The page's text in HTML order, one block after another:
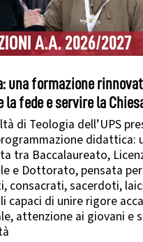
A.A. 2026/2027
una formazione
la fede e servire la
di Teologia dell’UPS
didattica:
tra Baccalaureato,
e Dottorato, pensata
consacrati, sacerdoti,
capaci di unire rigore
attenzione ai giovani e